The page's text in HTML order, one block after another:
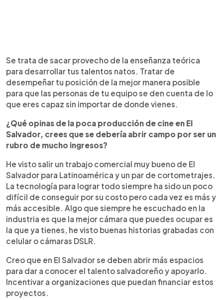
Se trata de sacar provecho de la enseñanza teórica
para desarrollar tus talentos natos. Tratar de
desempeñar tu posición de la mejor manera posible
para que las personas de tu equipo se den cuenta de lo
que eres capaz sin importar de donde vienes.
¿Qué opinas de la poca producción de cine en El
Salvador, crees que se debería abrir campo por ser un
rubro de mucho ingresos?
He visto salir un trabajo comercial muy bueno de El
Salvador para Latinoamérica y un par de cortometrajes.
La tecnología para lograr todo siempre ha sido un poco
difícil de conseguir por su costo pero cada vez es más y
más accesible. Algo que siempre he escuchado en la
industria es que la mejor cámara que puedes ocupar es
la que ya tienes, he visto buenas historias grabadas con
celular o cámaras DSLR.
Creo que en El Salvador se deben abrir más espacios
para dar a conocer el talento salvadoreño y apoyarlo.
Incentivar a organizaciones que puedan financiar estos
proyectos.